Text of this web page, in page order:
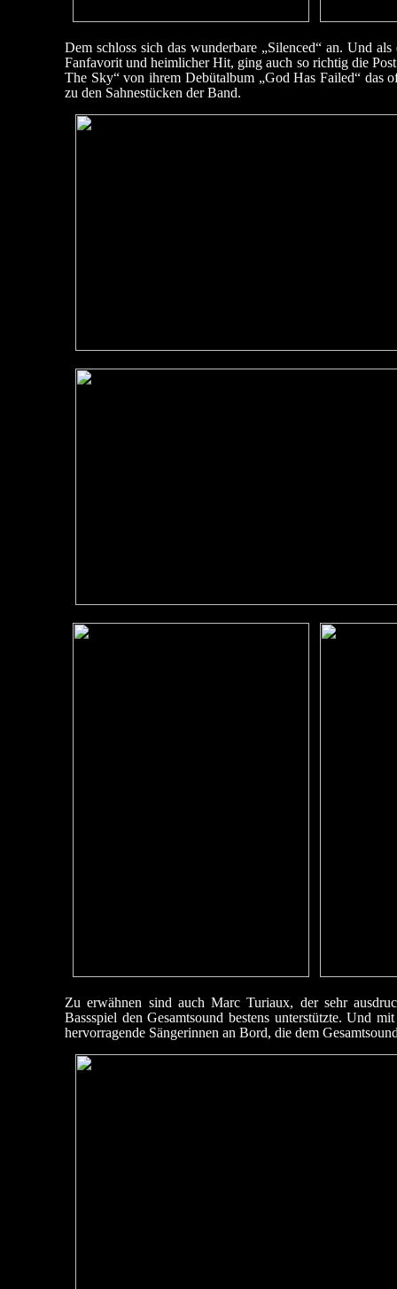
Dem schloss sich das wunderbare „Silenced“ an. Und
Fanfavorit und heimlicher Hit, ging auch so richtig die
The Sky“ von ihrem Debütalbum „God Has Failed“ das
zu den Sahnestücken der Band.
Zu erwähnen sind auch Marc Turiaux, der sehr
Bassspiel den Gesamtsound bestens unterstützte. Und
hervorragende Sängerinnen an Bord, die dem